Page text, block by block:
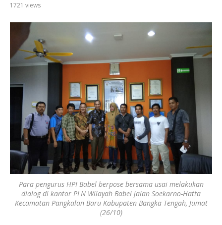
1721 views
Para pengurus HPI Babel berpose bersama usai melakukan
dialog di kantor PLN Wilayah Babel jalan Soekarno-Hatta
Kecamatan Pangkalan Baru Kabupaten Bangka Tengah, Jumat
(26/10)